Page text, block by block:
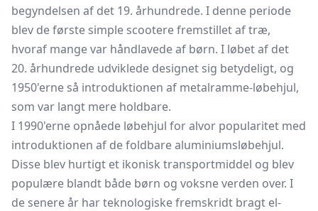
begyndelsen af det 19. århundrede. I denne periode
blev de første simple scootere fremstillet af træ,
hvoraf mange var håndlavede af børn. I løbet af det
20. århundrede udviklede designet sig betydeligt, og
1950'erne så introduktionen af metalramme-løbehjul,
som var langt mere holdbare.
I 1990'erne opnåede løbehjul for alvor popularitet med
introduktionen af de foldbare aluminiumsløbehjul.
Disse blev hurtigt et ikonisk transportmiddel og blev
populære blandt både børn og voksne verden over. I
de senere år har teknologiske fremskridt bragt el-